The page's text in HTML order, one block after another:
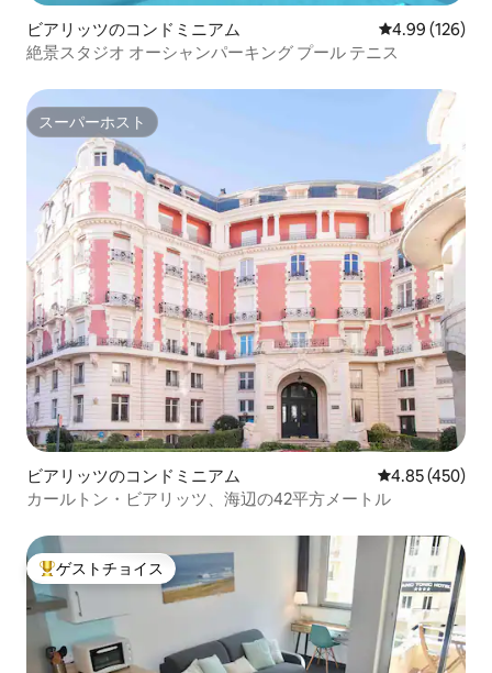
ビアリッツのコンドミニアム レビュー126
4.99 (126)
絶景スタジオ オーシャンパーキング プール テニス
スーパーホスト
スーパーホスト
ビアリッツのコンドミニアム レビュー450
4.85 (450)
カールトン・ビアリッツ、海辺の42平方メートル
大好評のゲストチョイスです。
ゲストチョイス